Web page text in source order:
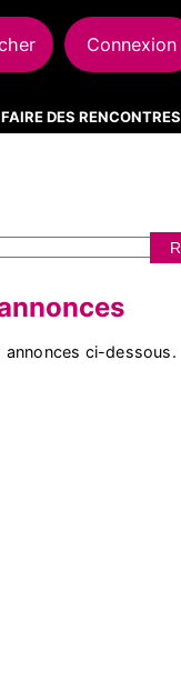
Connexion
FAIRE DES RENCONTRES
annonces ci-dessous.